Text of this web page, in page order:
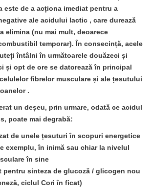
este de a acționa imediat pentru a
ale acidului lactic , care durează
elimina (nu mai mult, deoarece
temporar). În consecință, acele
întâlni în următoarele douăzeci și
și opt de ore se datorează în principal
fibrelor musculare și ale țesutului
.
un deșeu, prin urmare, odată ce acidul
poate mai degrabă:
de unele țesuturi în scopuri energetice
exemplu, în inimă sau chiar la nivelul
în sine
pentru sinteza de glucoză / glicogen nou
ciclul Cori în ficat)